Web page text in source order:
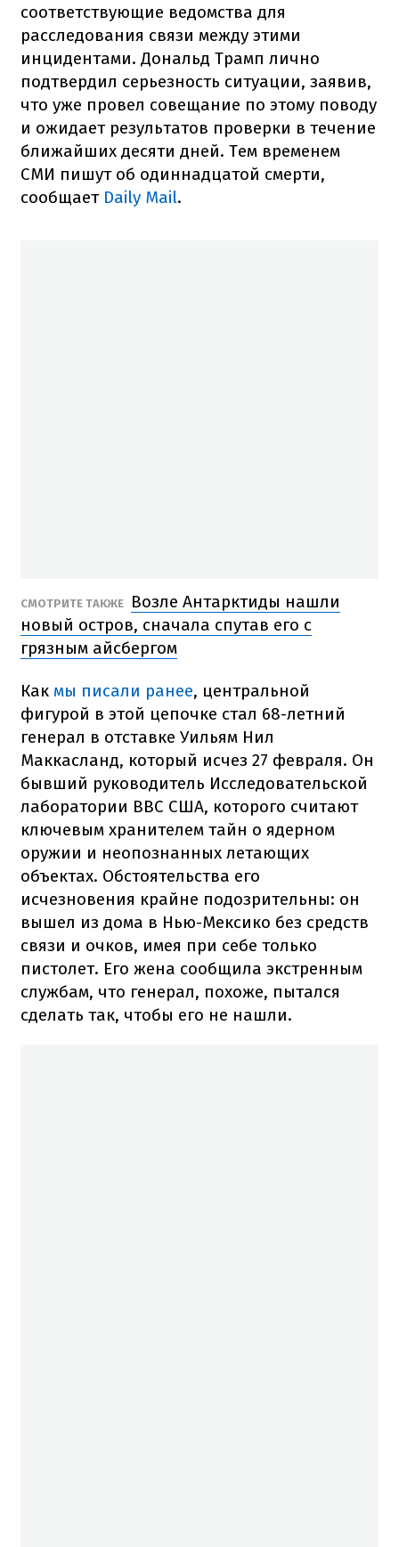
соответствующие ведомства для
расследования связи между этими
инцидентами. Дональд Трамп лично
подтвердил серьезность ситуации, заявив,
что уже провел совещание по этому поводу
и ожидает результатов проверки в течение
ближайших десяти дней. Тем временем
СМИ пишут об одиннадцатой смерти,
сообщает Daily Mail.
СМОТРИТЕ ТАКЖЕ
Возле Антарктиды нашли
новый остров, сначала спутав его с
грязным айсбергом
Как мы писали ранее, центральной
фигурой в этой цепочке стал 68-летний
генерал в отставке Уильям Нил
Маккасланд, который исчез 27 февраля. Он
бывший руководитель Исследовательской
лаборатории ВВС США, которого считают
ключевым хранителем тайн о ядерном
оружии и неопознанных летающих
объектах. Обстоятельства его
исчезновения крайне подозрительны: он
вышел из дома в Нью-Мексико без средств
связи и очков, имея при себе только
пистолет. Его жена сообщила экстренным
службам, что генерал, похоже, пытался
сделать так, чтобы его не нашли.